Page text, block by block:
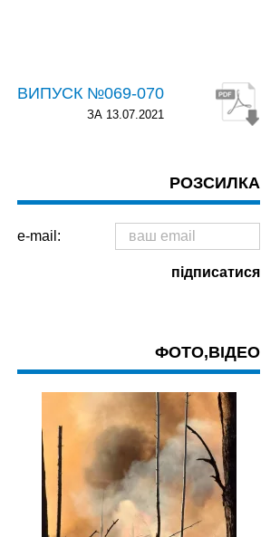
ВИПУСК №069-070
ЗА 13.07.2021
РОЗСИЛКА
e-mail:
ФОТО,ВІДЕО